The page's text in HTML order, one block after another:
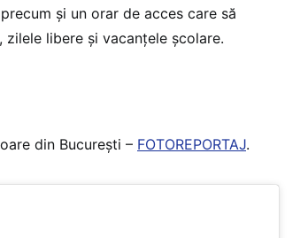
și un orar de acces care să
libere și vacanțele școlare.
din București – FOTOREPORTAJ.